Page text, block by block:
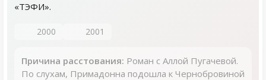
«ТЭФИ».
2000 2001
Причина расстования: Роман с Аллой Пугачевой.
По слухам, Примадонна подошла к Чернобровиной